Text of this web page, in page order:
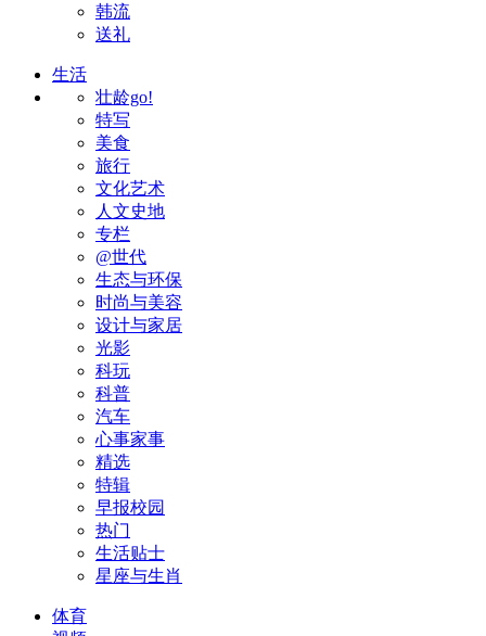
韩流
送礼
生活
壮龄go!
特写
美食
旅行
文化艺术
人文史地
专栏
@世代
生态与环保
时尚与美容
设计与家居
光影
科玩
科普
汽车
心事家事
精选
特辑
早报校园
热门
生活贴士
星座与生肖
体育